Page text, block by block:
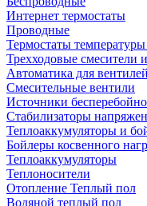
Интернет термостаты
Проводные
Термостаты
Трехходовые смесители
Автоматика для вентилей
Смесительные вентили
Источники
Стабилизаторы
Теплоаккумуляторы и
Бойлеры косвенного
Теплоаккумуляторы
Теплоносители
Отопление Теплый пол
Водяной теплый пол